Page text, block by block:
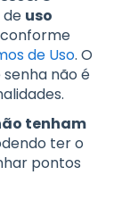
de uso
de Uso. O
não é
tenham
ter o
pontos